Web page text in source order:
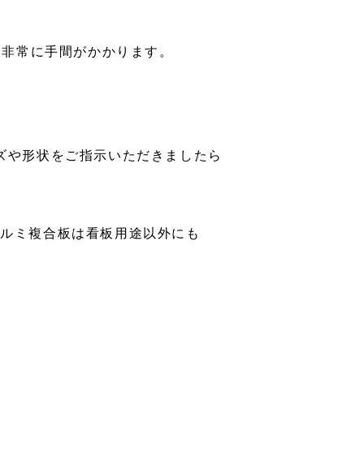
常に手間がかかります。
形状をご指示いただきましたら
ミ複合板は看板用途以外にも